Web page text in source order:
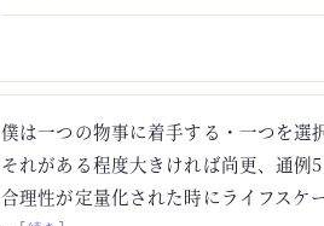
僕は一つの物事に着手する・一つを選
それがある程度大きければ尚更、通例
合理性が定量化された時にライフスケ